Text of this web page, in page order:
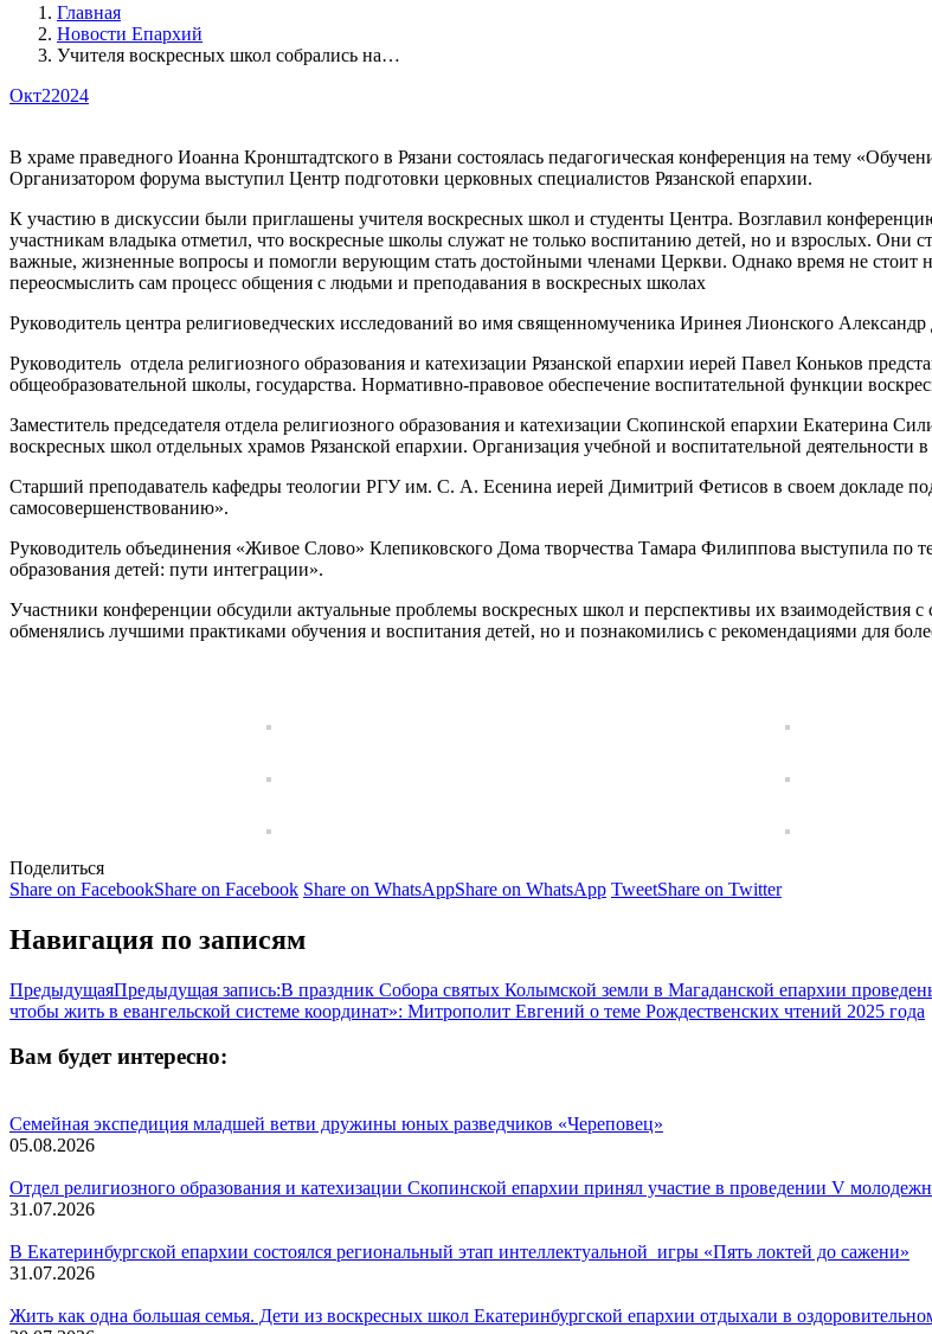
Главная
Новости Епархий
Учителя воскресных школ собрались на…
Окт22024
В храме праведного Иоанна Кронштадтского в Рязани состоялась педагогическая конференция на тему
Организатором форума выступил Центр подготовки церковных специалистов Рязанской епархии.
К участию в дискуссии были приглашены учителя воскресных школ и студенты Центра. Возглавил
участникам владыка отметил, что воскресные школы служат не только воспитанию детей, но и взрослых. Они
важные, жизненные вопросы и помогли верующим стать достойными членами Церкви. Однако время не стоит
переосмыслить сам процесс общения с людьми и преподавания в воскресных школах
Руководитель центра религиоведческих исследований во имя священномученика Иринея Лионского Александр
Руководитель отдела религиозного образования и катехизации Рязанской епархии иерей Павел Коньков
общеобразовательной школы, государства. Нормативно-правовое обеспечение воспитательной функции
Заместитель председателя отдела религиозного образования и катехизации Скопинской епархии Екатерина
воскресных школ отдельных храмов Рязанской епархии. Организация учебной и воспитательной
Старший преподаватель кафедры теологии РГУ им. С. А. Есенина иерей Димитрий Фетисов в своем докладе
самосовершенствованию».
Руководитель объединения «Живое Слово» Клепиковского Дома творчества Тамара Филиппова выступила по
образования детей: пути интеграции».
Участники конференции обсудили актуальные проблемы воскресных школ и перспективы их взаимодействия
обменялись лучшими практиками обучения и воспитания детей, но и познакомились с рекомендациями для
Поделиться
Share on FacebookShare on Facebook Share on WhatsAppShare on WhatsApp TweetShare on Twitter
Навигация по записям
ПредыдущаяПредыдущая запись:В праздник Собора святых Колымской земли в Магаданской епархии
чтобы жить в евангельской системе координат»: Митрополит Евгений о теме Рождественских чтений 2025 года
Вам будет интересно:
Семейная экспедиция младшей ветви дружины юных разведчиков «Череповец»
05.08.2026
Отдел религиозного образования и катехизации Скопинской епархии принял участие в проведении V
31.07.2026
В Екатеринбургской епархии состоялся региональный этап интеллектуальной игры «Пять локтей до сажени»
31.07.2026
Жить как одна большая семья. Дети из воскресных школ Екатеринбургской епархии отдыхали в